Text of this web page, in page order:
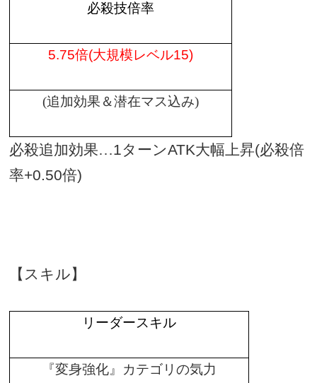
必殺技倍率
5.75倍(大規模レベル15)
(追加効果＆潜在マス込み)
必殺追加効果…1ターンATK大幅上昇(必殺倍
率+0.50倍)
【スキル】
リーダースキル
『変身強化』カテゴリの気力